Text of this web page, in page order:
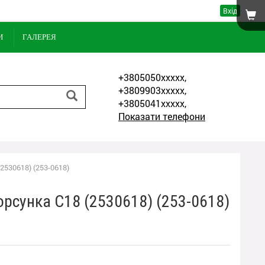
Вхід
ГАЛЕРЕЯ
+3805050xxxxx,
+3809903xxxxx,
+3805041xxxxx,
Показати телефони
(253-0618)
С18 (2530618) (253-0618)